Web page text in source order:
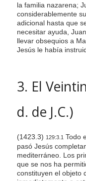
la familia nazarena;
considerablemente
adicional hasta que
necesitar ayuda,
llevar obsequios a
Jesús le había
3. El
d. de J.C.)
(1423.3) 129:3.1 Todo
pasó Jesús
mediterráneo. Los
que se nos ha
constituyen el objeto